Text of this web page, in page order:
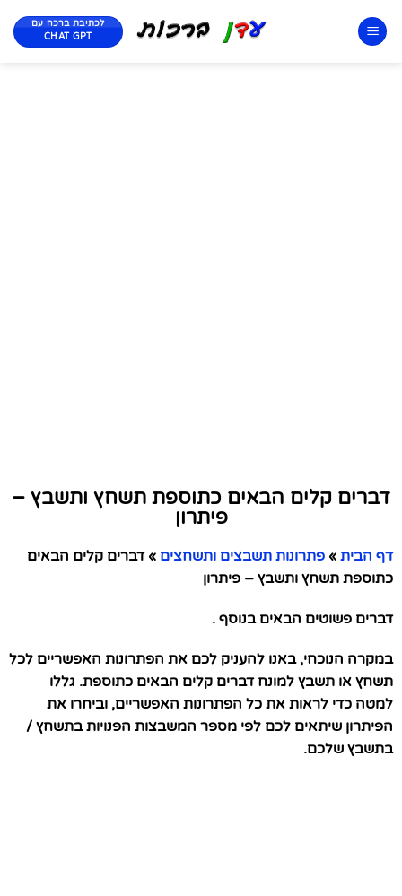
לכתיבת ברכה עם
CHAT GPT
דברים קלים הבאים כתוספת תשחץ ותשבץ –
פיתרון
דף הבית » פתרונות תשבצים ותשחצים » דברים קלים הבאים
כתוספת תשחץ ותשבץ – פיתרון
דברים פשוטים הבאים בנוסף .
במקרה הנוכחי, באנו להעניק לכם את הפתרונות האפשריים לכל
תשחץ או תשבץ למונח דברים קלים הבאים כתוספת. גללו
למטה כדי לראות את כל הפתרונות האפשריים, וביחרו את
הפיתרון שיתאים לכם לפי מספר המשבצות הפנויות בתשחץ /
בתשבץ שלכם.